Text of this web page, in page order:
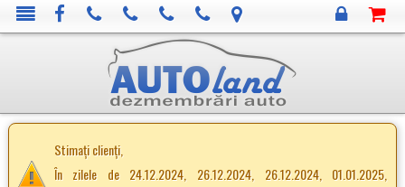
Stimați clienți,
În zilele de 24.12.2024, 26.12.2024, 26.12.2024, 01.01.2025,